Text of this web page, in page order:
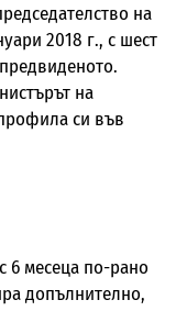
на
2018 г., с шест
на
си във
6 месеца по-рано
допълнително,